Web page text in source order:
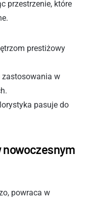
przestrzenie, które
prestiżowy
w
pasuje do
powraca w